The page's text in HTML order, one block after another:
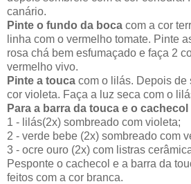
canário.
Pinte o fundo da boca com a cor
linha com o vermelho tomate. Pinte
rosa chá bem esfumaçado e faça 2
vermelho vivo.
Pinte a touca com o lilás. Depois de
cor violeta. Faça a luz seca com o
Para a barra da touca e o
1 - lilás(2x) sombreado com violeta;
2 - verde bebe (2x) sombreado com
3 - ocre ouro (2x) com listras
Pesponte o cachecol e a barra da
feitos com a cor branca.